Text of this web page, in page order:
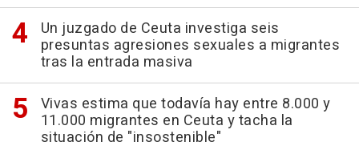
Un juzgado de Ceuta investiga seis
presuntas agresiones sexuales a migrantes
tras la entrada masiva
Vivas estima que todavía hay entre 8.000 y
11.000 migrantes en Ceuta y tacha la
situación de "insostenible"